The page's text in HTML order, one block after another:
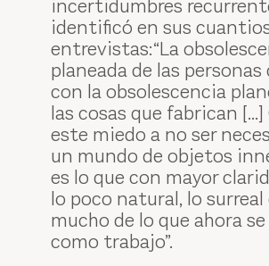
incertidumbres
identificó en sus
entrevistas:“La
planeada de las
con la obsolescencia
las cosas que fabrican
este miedo a no ser
un mundo de objetos
es lo que con mayor
lo poco natural, lo surreal
mucho de lo que ahora
como trabajo”.